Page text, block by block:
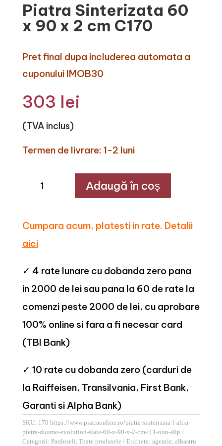
Piatra Sinterizata 60
x 90 x 2 cm C170
Pret final dupa includerea automata a
cuponului IMOB30
303 lei
(TVA inclus)
Termen de livrare: 1-2 luni
Piatra
90
x
2
cm
Adaugă în coș
Cumpara acum, platesti in rate. Detalii
aici
✓ 4 rate lunare cu dobanda zero pana
in 2000 de lei sau pana la 60 de rate la
comenzi peste 2000 de lei, cu aprobare
100% online si fara a fi necesar card
(TBI Bank)
✓ 10 rate cu dobanda zero (carduri de
la Raiffeisen, Transilvania, First Bank,
Garanti si Alpha Bank)
SKU: 170 https://www.piatraonline.ro/piatra-sinterizata-l-altra-
pietra-duomo-evolution-slate-60-x-90-x-2-cm-r11-non-slip
Categorii: Pardoseli, Toate produsele Etichete: agentie, albastru